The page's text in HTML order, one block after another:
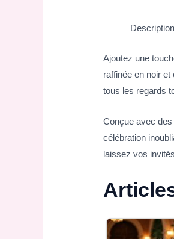
Description
Ajoutez une
raffinée en noir
tous les regards
Conçue avec
célébration
laissez vos